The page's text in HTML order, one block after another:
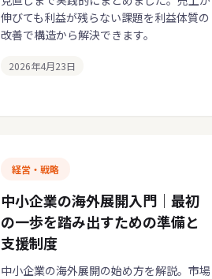
伸びても利益が残らない課題を利益体質の
改善で構造から解決できます。
2026年4月23日
経営・戦略
中小企業の海外展開入門｜最初
の一歩を踏み出すための準備と
支援制度
中小企業の海外展開の始め方を解説。市場